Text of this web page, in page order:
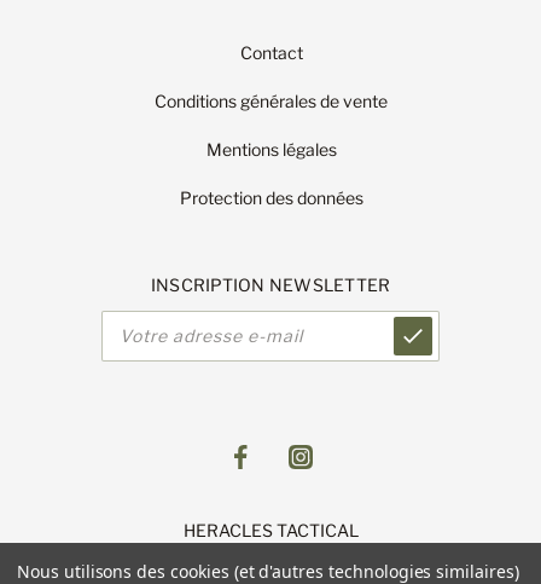
Contact
Conditions générales de vente
Mentions légales
Protection des données
INSCRIPTION NEWSLETTER
HERACLES TACTICAL
11 Parc du Luetzelfeld
Nous utilisons des cookies (et d'autres technologies similaires)